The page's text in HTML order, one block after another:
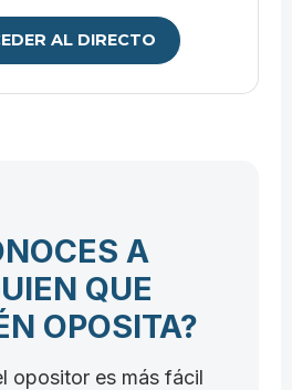
AL DIRECTO
A
QUE
OPOSITA?
opositor es más fácil